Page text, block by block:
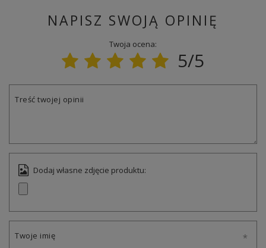
NAPISZ SWOJĄ OPINIĘ
Twoja ocena:
5/5
Treść twojej opinii
Dodaj własne zdjęcie produktu:
Twoje imię